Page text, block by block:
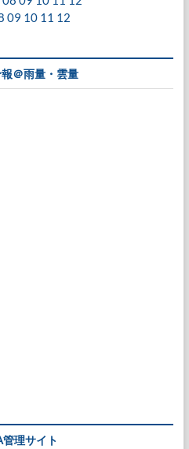
09 10 11 12
＠雨量・雲量
管理サイト